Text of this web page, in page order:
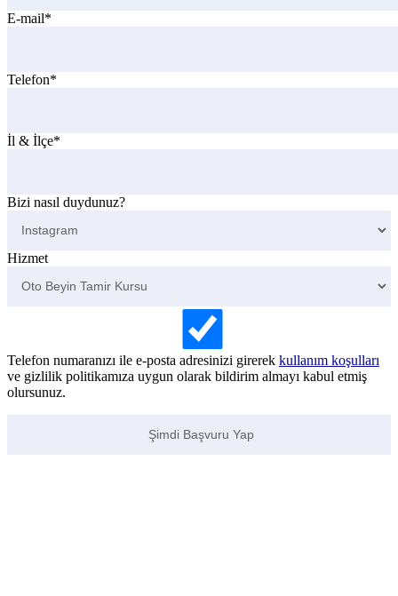
E-mail*
Telefon*
İl & İlçe*
Bizi nasıl duydunuz?
Hizmet
Telefon numaranızı ile e-posta adresinizi girerek kullanım koşulları
ve gizlilik politikamıza uygun olarak bildirim almayı kabul etmiş
olursunuz.